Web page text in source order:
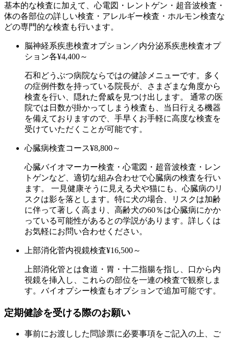
基本的な検査に加えて、心電図・レントゲン・超音波検査・
体の各部位の詳しい検査・アレルギー検査・ホルモン検査な
どの専門的な検査も行います。
脳神経系疾患検査オプション／内分泌系疾患検査オプ
ション各¥4,400～
石和どうぶつ病院ならではの健診メニューです。多く
の症例件数を持っている院長が、さまざまな角度から
検査を行い、隠れた脅威を見つけ出します。 通常の医
院では日数が掛かってしまう検査も、当日行える機器
を備えておりますので、手早くお手軽に高度な検査を
受けていただくことが可能です。
心臓病検査コース¥8,800～
心臓バイオマーカー検査・心電図・超音波検査・レン
トゲンなど、適切な組み合わせで心臓病の検査を行い
ます。 一見健康そうに見える犬や猫にも、心臓病のリ
スクは影を落とします。特に犬の場合、リスクは加齢
に伴って著しく高まり、高齢犬の60％は心臓病にかか
っている可能性があるとの学説があります。詳しくは
お気軽にお問い合わせください。
上部消化菅内視鏡検査¥16,500～
上部消化管とは食道・胃・十二指腸を指し、口から内
視鏡を挿入し、これらの部位を一連の検査で観察しま
す。バイオプシー検査もオプションで追加可能です。
定期健診を受ける際のお願い
事前にお渡しした問診票に必要事項をご記入の上、ご